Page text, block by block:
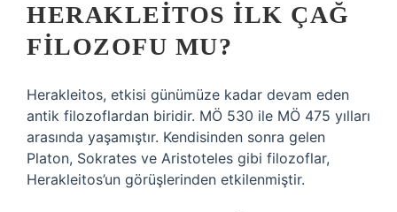
HERAKLEITOS ILK ÇAĞ
FILOZOFU MU?
Herakleitos, etkisi günümüze kadar devam eden
antik filozoflardan biridir. MÖ 530 ile MÖ 475 yılları
arasında yaşamıştır. Kendisinden sonra gelen
Platon, Sokrates ve Aristoteles gibi filozoflar,
Herakleitos’un görüşlerinden etkilenmiştir.